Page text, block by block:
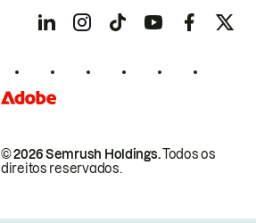
© 2026 Semrush Holdings.Todos os
direitos reservados.